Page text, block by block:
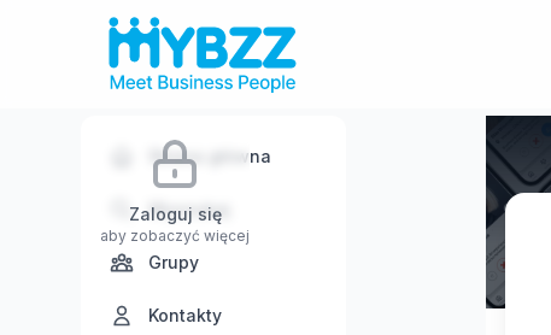
Zaloguj się
aby zobaczyć więcej
Strona główna
Wyszukaj
Grupy
Kontakty